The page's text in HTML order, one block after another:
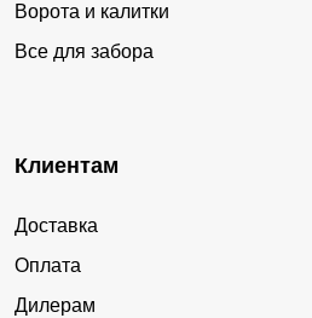
Ворота и калитки
Все для забора
Клиентам
Доставка
Оплата
Дилерам